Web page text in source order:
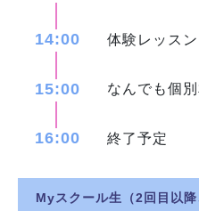
14:00 体験レッスン
15:00 なんでも個
16:00 終了予定
Myスクール生（2回目以